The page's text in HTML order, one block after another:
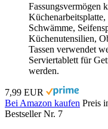
Fassungsvermögen
Schwämme,
Küchenutensilien,
Tassen verwendet
Serviertablett für
werden.
7,99 EUR
Bei Amazon kaufen Preis
Bestseller Nr. 7